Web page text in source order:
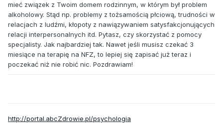
mieć związek z Twoim domem rodzinnym, w którym był problem
alkoholowy. Stąd np. problemy z tożsamością płciową, trudności w
relacjach z ludźmi, kłopoty z nawiązywaniem satysfakcjonujących
relacji interpersonalnych itd. Pytasz, czy skorzystać z pomocy
specjalisty. Jak najbardziej tak. Nawet jeśli musisz czekać 3
miesiące na terapię na NFZ, to lepiej się zapisać już teraz i
poczekać niż nie robić nic. Pozdrawiam!
http://portal.abcZdrowie.pl/psychologia